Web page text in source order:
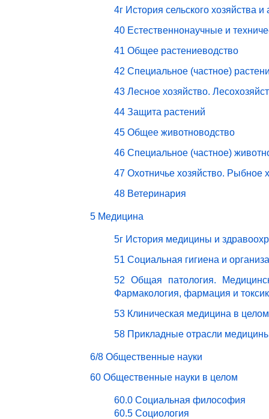
4г История сельского хозяйства
40 Естественнонаучные и
41 Общее растениеводство
42 Специальное (частное)
43 Лесное хозяйство.
44 Защита растений
45 Общее животноводство
46 Специальное (частное)
47 Охотничье хозяйство. Рыбное
48 Ветеринария
5 Медицина
5г История медицины и
51 Социальная гигиена и
52 Общая патология.
Фармакология, фармация и
53 Клиническая медицина в целом
58 Прикладные отрасли
6/8 Общественные науки
60 Общественные науки в целом
60.0 Социальная философия
60.5 Социология